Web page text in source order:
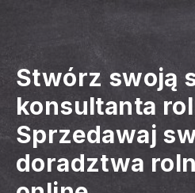
Stwórz swoją
konsultanta
Sprzedawaj
doradztwa